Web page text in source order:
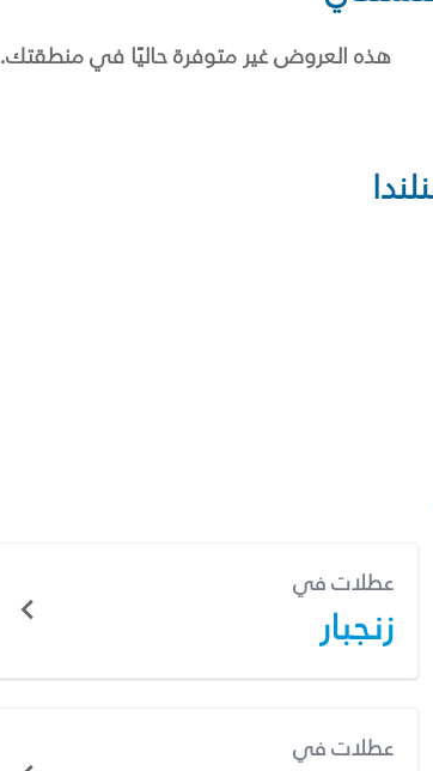
هذه العروض غير متوفرة حاليًا في منطقتك.
عطلات في
زنجبار
عطلات في